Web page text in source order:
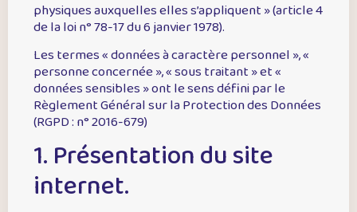
physiques auxquelles elles s’appliquent » (article 4
de la loi n° 78-17 du 6 janvier 1978).
Les termes « données à caractère personnel », «
personne concernée », « sous traitant » et «
données sensibles » ont le sens défini par le
Règlement Général sur la Protection des Données
(RGPD : n° 2016-679)
1. Présentation du site
internet.